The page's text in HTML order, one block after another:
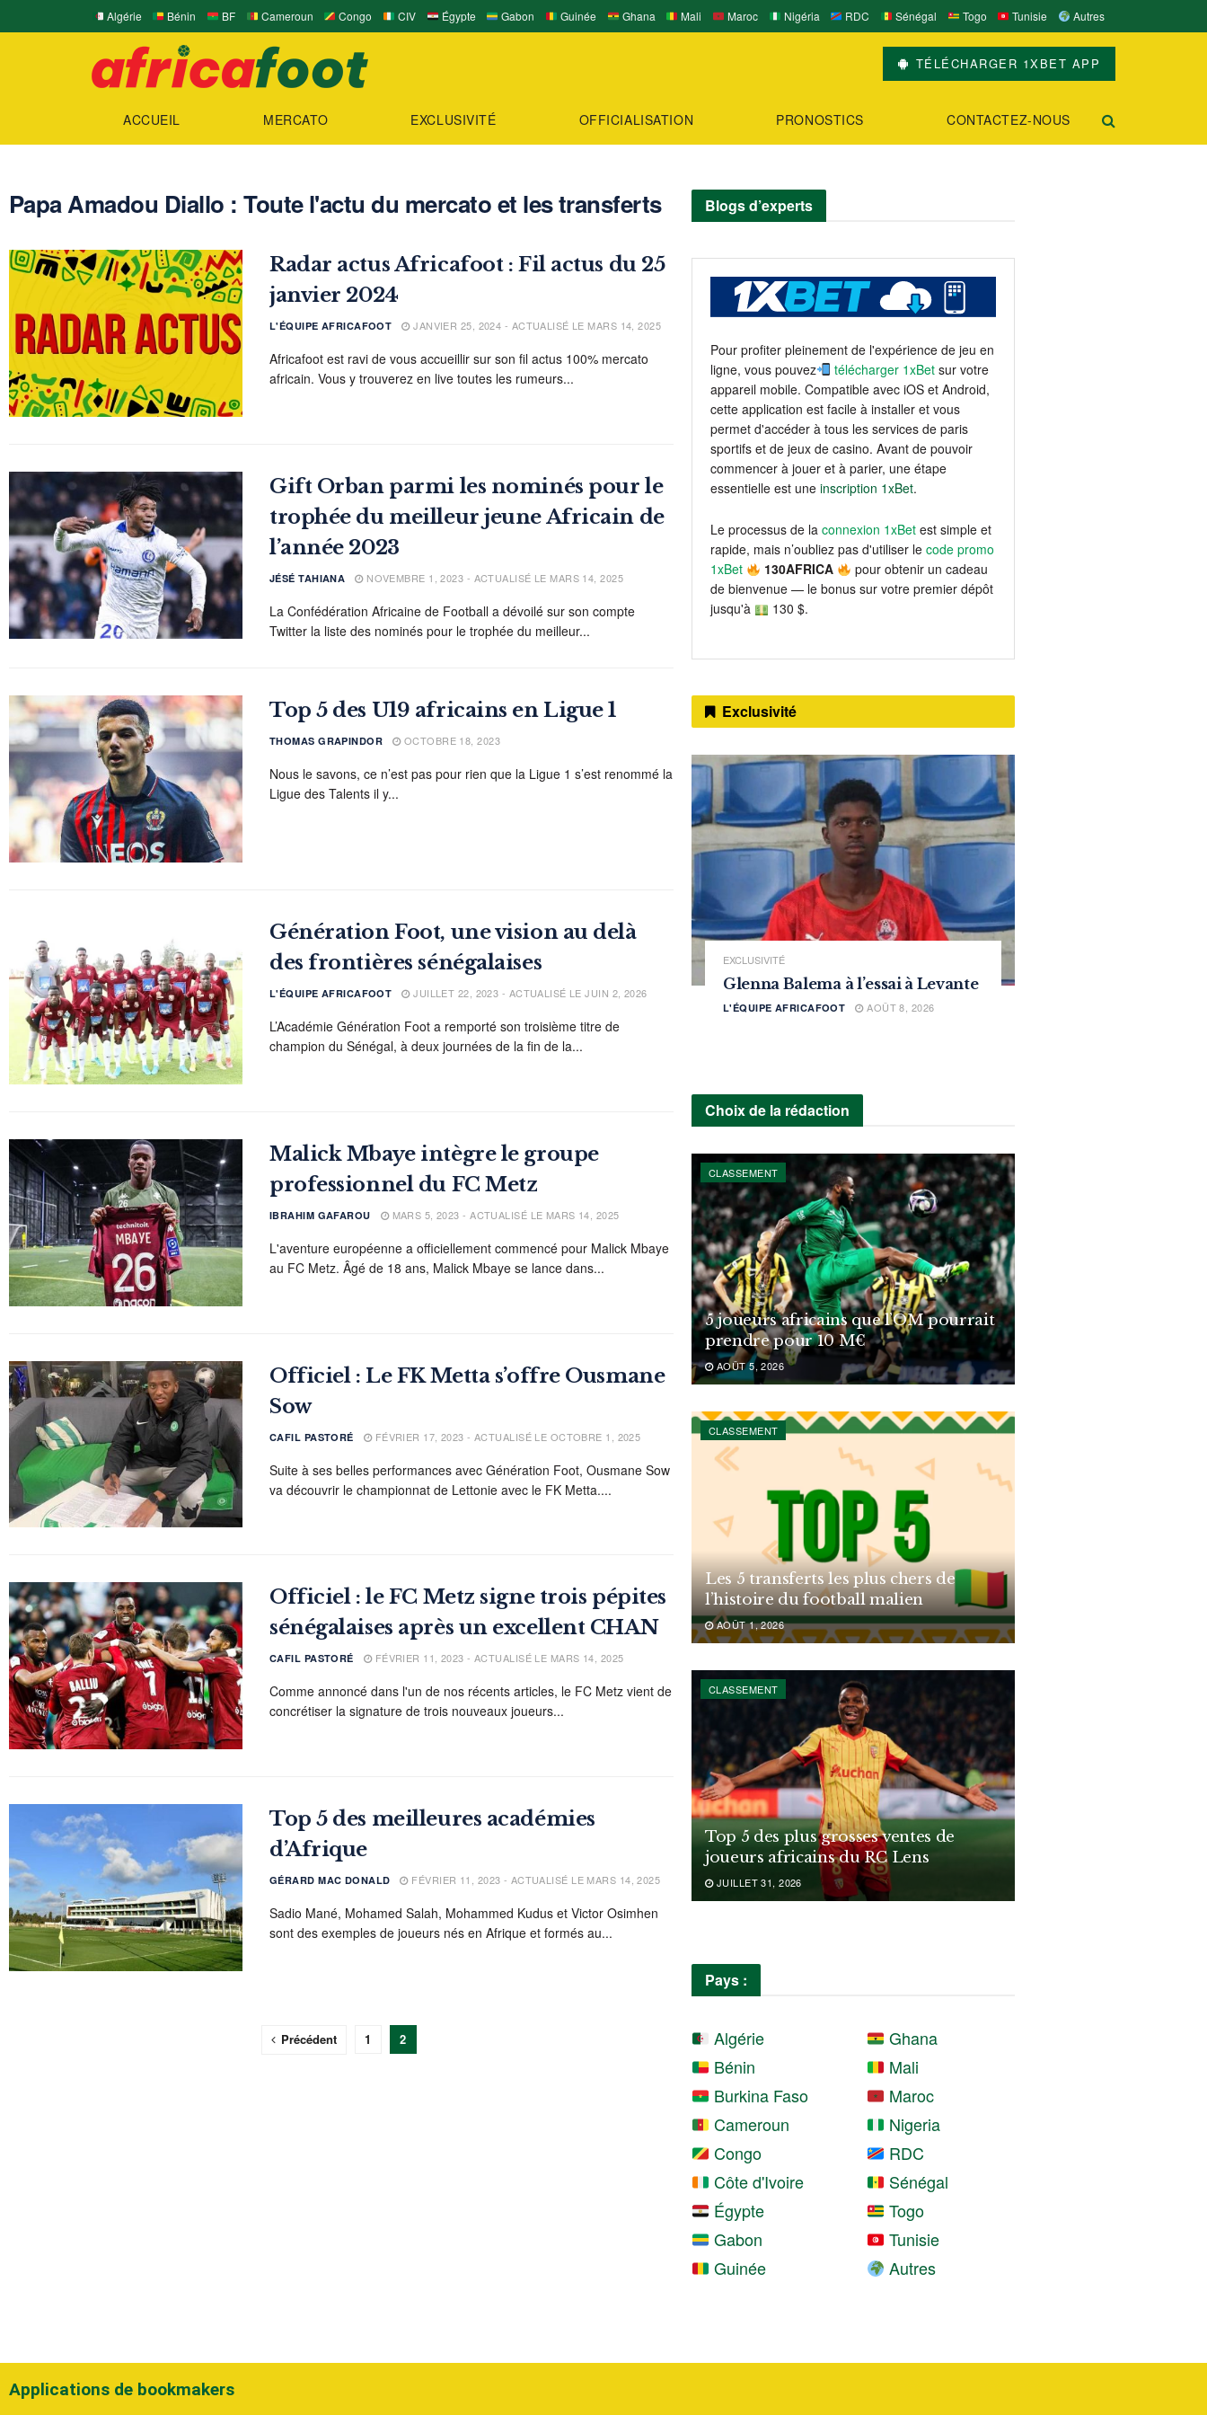
Algérie Bénin BF Cameroun Congo CIV Égypte Gabon Guinée Ghana Mali Maroc Nigéria RDC Sénégal Togo Tunisie Autres
TÉLÉCHARGER 1XBET APP
ACCUEIL MERCATO EXCLUSIVITÉ OFFICIALISATION PRONOSTICS CONTACTEZ-NOUS
Papa Amadou Diallo : Toute l'actu du mercato et les transferts
Radar actus Africafoot : Fil actus du 25
janvier 2024
L'ÉQUIPE AFRICAFOOT JANVIER 25, 2024 - ACTUALISÉ LE MARS 14, 2025
Africafoot est ravi de vous accueillir sur son fil actus 100% mercato
africain. Vous y trouverez en live toutes les rumeurs...
Gift Orban parmi les nominés pour le
trophée du meilleur jeune Africain de
l’année 2023
JÉSÉ TAHIANA NOVEMBRE 1, 2023 - ACTUALISÉ LE MARS 14, 2025
La Confédération Africaine de Football a dévoilé sur son compte
Twitter la liste des nominés pour le trophée du meilleur...
Top 5 des U19 africains en Ligue 1
THOMAS GRAPINDOR OCTOBRE 18, 2023
Nous le savons, ce n’est pas pour rien que la Ligue 1 s’est renommé la
Ligue des Talents il y...
Génération Foot, une vision au delà
des frontières sénégalaises
L'ÉQUIPE AFRICAFOOT JUILLET 22, 2023 - ACTUALISÉ LE JUIN 2, 2026
L’Académie Génération Foot a remporté son troisième titre de
champion du Sénégal, à deux journées de la fin de la...
Malick Mbaye intègre le groupe
professionnel du FC Metz
IBRAHIM GAFAROU MARS 5, 2023 - ACTUALISÉ LE MARS 14, 2025
L'aventure européenne a officiellement commencé pour Malick Mbaye
au FC Metz. Âgé de 18 ans, Malick Mbaye se lance dans...
Officiel : Le FK Metta s’offre Ousmane
Sow
CAFIL PASTORÉ FÉVRIER 17, 2023 - ACTUALISÉ LE OCTOBRE 1, 2025
Suite à ses belles performances avec Génération Foot, Ousmane Sow
va découvrir le championnat de Lettonie avec le FK Metta....
Officiel : le FC Metz signe trois pépites
sénégalaises après un excellent CHAN
CAFIL PASTORÉ FÉVRIER 11, 2023 - ACTUALISÉ LE MARS 14, 2025
Comme annoncé dans l'un de nos récents articles, le FC Metz vient de
concrétiser la signature de trois nouveaux joueurs...
Top 5 des meilleures académies
d’Afrique
GÉRARD MAC DONALD FÉVRIER 11, 2023 - ACTUALISÉ LE MARS 14, 2025
Sadio Mané, Mohamed Salah, Mohammed Kudus et Victor Osimhen
sont des exemples de joueurs nés en Afrique et formés au...
Précédent 1 2
Blogs d’experts
Pour profiter pleinement de l'expérience de jeu en
ligne, vous pouvez
télécharger 1xBet sur votre
appareil mobile. Compatible avec iOS et Android,
cette application est facile à installer et vous
permet d'accéder à tous les services de paris
sportifs et de jeux de casino. Avant de pouvoir
commencer à jouer et à parier, une étape
essentielle est une inscription 1xBet.
Le processus de la connexion 1xBetest simple et
rapide, mais n’oubliez pas d'utiliser le code promo
1xBet
130AFRICA
pour obtenir un cadeau
de bienvenue — le bonus sur votre premier dépôt
jusqu'à
130 $.
Exclusivité
EXCLUSIVITÉ
Glenna Balema à l’essai à Levante
L'ÉQUIPE AFRICAFOOT AOÛT 8, 2026
Choix de la rédaction
CLASSEMENT
5 joueurs africains que l’OM pourrait
prendre pour 10 M€
AOÛT 5, 2026
CLASSEMENT
Les 5 transferts les plus chers de
l’histoire du football malien
AOÛT 1, 2026
CLASSEMENT
Top 5 des plus grosses ventes de
joueurs africains du RC Lens
JUILLET 31, 2026
Pays :
Algérie
Bénin
Burkina Faso
Cameroun
Congo
Côte d'Ivoire
Égypte
Gabon
Guinée
Ghana
Mali
Maroc
Nigeria
RDC
Sénégal
Togo
Tunisie
Autres
Applications de bookmakers